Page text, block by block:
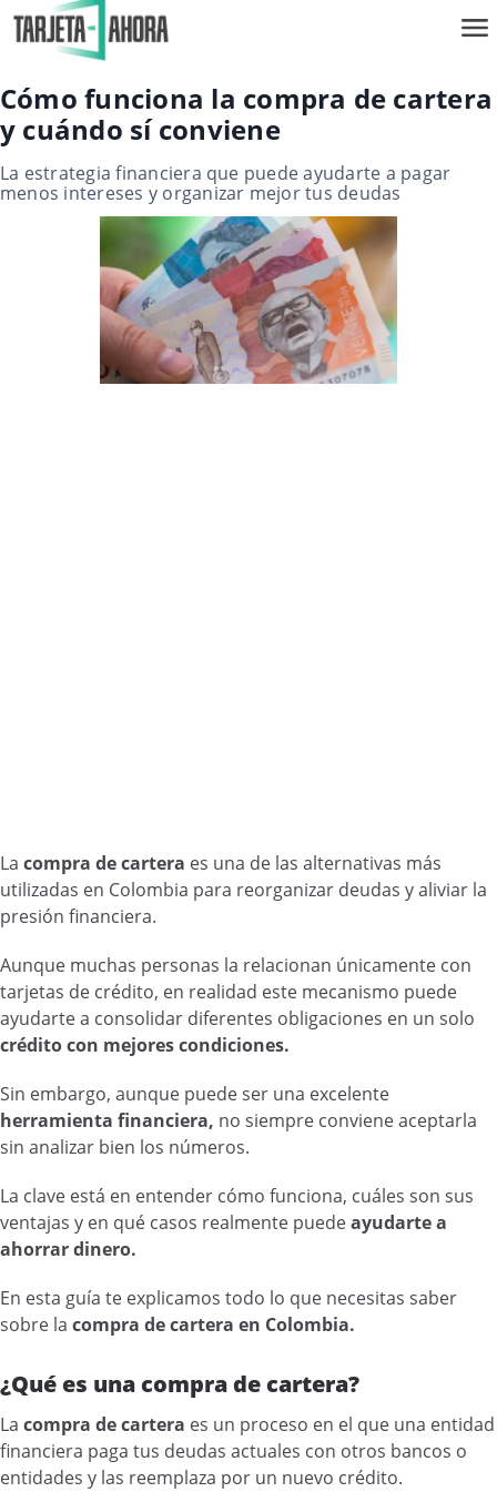
Cómo funciona la compra de cartera
y cuándo sí conviene
La estrategia financiera que puede ayudarte a pagar
menos intereses y organizar mejor tus deudas
La compra de cartera es una de las alternativas más
utilizadas en Colombia para reorganizar deudas y aliviar la
presión financiera.
Aunque muchas personas la relacionan únicamente con
tarjetas de crédito, en realidad este mecanismo puede
ayudarte a consolidar diferentes obligaciones en un solo
crédito con mejores condiciones.
Sin embargo, aunque puede ser una excelente
herramienta financiera, no siempre conviene aceptarla
sin analizar bien los números.
La clave está en entender cómo funciona, cuáles son sus
ventajas y en qué casos realmente puedeayudarte a
ahorrar dinero.
En esta guía te explicamos todo lo que necesitas saber
sobre la compra de cartera en Colombia.
¿Qué es una compra de cartera?
La compra de cartera es un proceso en el que una entidad
financiera paga tus deudas actuales con otros bancos o
entidades y las reemplaza por un nuevo crédito.